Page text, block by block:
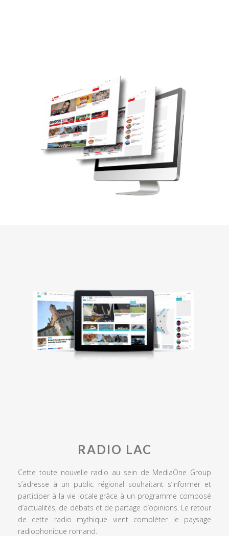
RADIO LAC
Cette toute nouvelle radio au sein de MediaOne Group
s’adresse à un public régional souhaitant s’informer et
participer à la vie locale grâce à un programme composé
d’actualités, de débats et de partage d’opinions. Le retour
de cette radio mythique vient compléter le paysage
radiophonique romand.